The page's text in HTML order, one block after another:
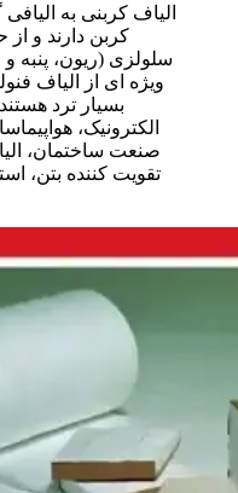
کربن دارند و از
سلولزی (ریون، پنبه و
ویژه‌ ای از الیاف
بسیار ترد
الکترونیک،
صنعت ساختمان،
تقویت کننده بتن،